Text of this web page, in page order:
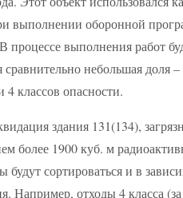
выполнении оборонной
процессе выполнения работ
небольшая доля
классов опасности.
здания 131(134),
более 1900 куб. м
сортироваться и в
Например, отходы 4 класса